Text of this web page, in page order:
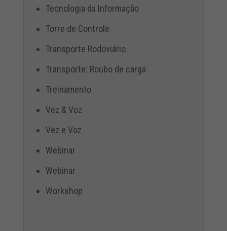
Tecnologia da Informação
Torre de Controle
Transporte Rodoviário
Transporte: Roubo de carga
Treinamento
Vez & Voz
Vez e Voz
Webinar
Webinar
Workshop